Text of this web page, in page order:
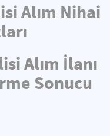
Alım Nihai
Alım İlanı
Sonucu